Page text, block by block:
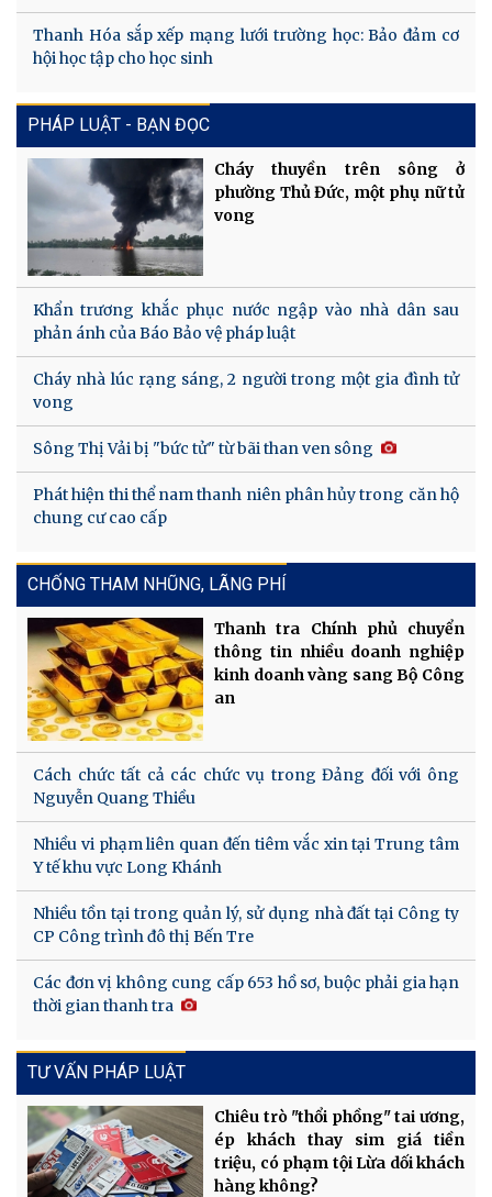
Thanh Hóa sắp xếp mạng lưới trường học: Bảo đảm cơ
hội học tập cho học sinh
PHÁP LUẬT - BẠN ĐỌC
Cháy thuyền trên sông ở
phường Thủ Đức, một phụ nữ tử
vong
Khẩn trương khắc phục nước ngập vào nhà dân sau
phản ánh của Báo Bảo vệ pháp luật
Cháy nhà lúc rạng sáng, 2 người trong một gia đình tử
vong
Sông Thị Vải bị "bức tử" từ bãi than ven sông
Phát hiện thi thể nam thanh niên phân hủy trong căn hộ
chung cư cao cấp
CHỐNG THAM NHŨNG, LÃNG PHÍ
Thanh tra Chính phủ chuyển
thông tin nhiều doanh nghiệp
kinh doanh vàng sang Bộ Công
an
Cách chức tất cả các chức vụ trong Đảng đối với ông
Nguyễn Quang Thiều
Nhiều vi phạm liên quan đến tiêm vắc xin tại Trung tâm
Y tế khu vực Long Khánh
Nhiều tồn tại trong quản lý, sử dụng nhà đất tại Công ty
CP Công trình đô thị Bến Tre
Các đơn vị không cung cấp 653 hồ sơ, buộc phải gia hạn
thời gian thanh tra
TƯ VẤN PHÁP LUẬT
Chiêu trò "thổi phồng" tai ương,
ép khách thay sim giá tiền
triệu, có phạm tội Lừa dối khách
hàng không?